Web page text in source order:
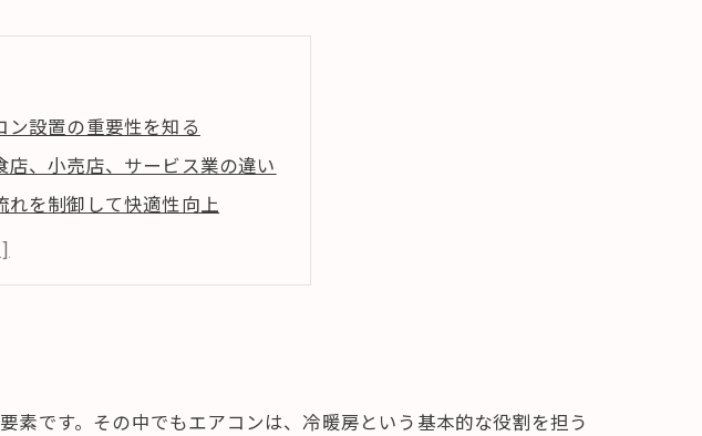
設置の重要性を知る
、小売店、サービス業の違い
れを制御して快適性向上
を実現する
を高める
です。その中でもエアコンは、冷暖房という基本的な役割を担う